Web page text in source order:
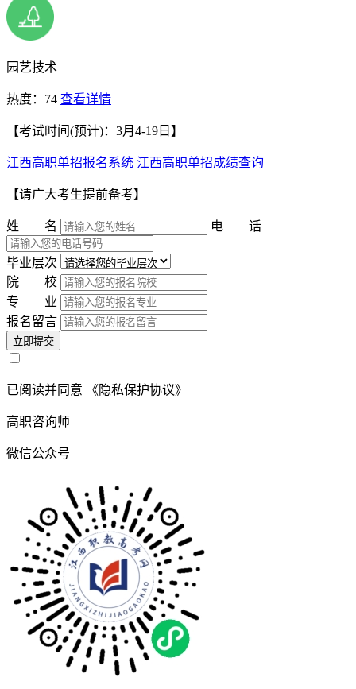
园艺技术
热度：74 查看详情
【考试时间(预计)：3月4-19日】
江西高职单招报名系统 江西高职单招成绩查询
【请广大考生提前备考】
姓 名 电 话
毕业层次
院 校
专 业
报名留言
立即提交
已阅读并同意 《隐私保护协议》
高职咨询师
微信公众号